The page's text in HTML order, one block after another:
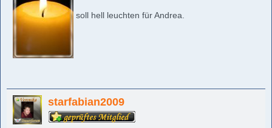
soll hell leuchten für Andrea.
starfabian2009